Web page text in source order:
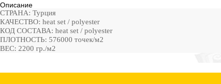
Описание
СТРАНА: Турция
КАЧЕСТВО: heat set / polyester
КОД СОСТАВА: heat set / polyester
ПЛОТНОСТЬ: 576000 точек/м2
ВЕС: 2200 гр./м2